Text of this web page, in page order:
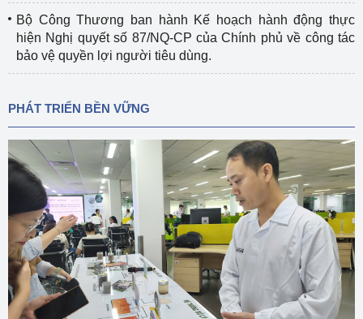
Bộ Công Thương ban hành Kế hoạch hành động thực
hiện Nghị quyết số 87/NQ-CP của Chính phủ về công tác
bảo vệ quyền lợi người tiêu dùng.
PHÁT TRIỂN BỀN VỮNG